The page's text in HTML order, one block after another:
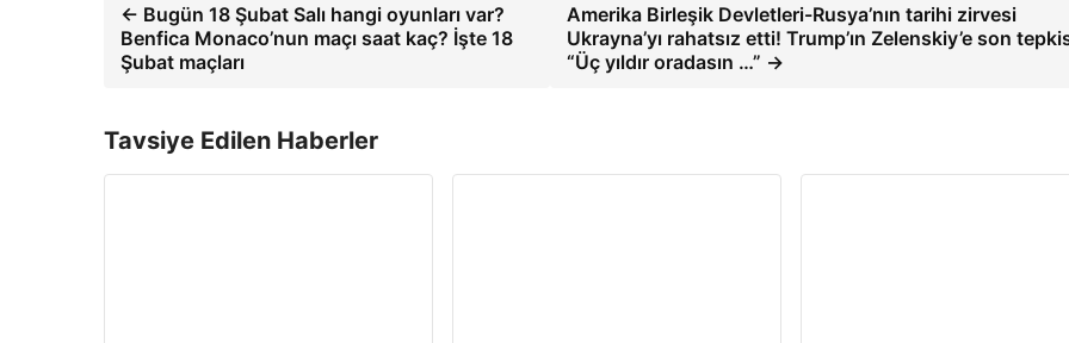
← Bugün 18 Şubat Salı hangi oyunları var?
Benfica Monaco’nun maçı saat kaç? İşte 18
Şubat maçları
Amerika Birleşik Devletleri-Rusya’nın tarihi zirvesi
Ukrayna’yı rahatsız etti! Trump’ın Zelenskiy’e son
“Üç yıldır oradasın …” →
Tavsiye Edilen Haberler